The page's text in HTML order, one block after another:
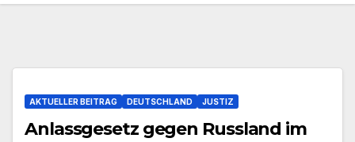
AKTUELLER BEITRAG DEUTSCHLAND JUSTIZ
Anlassgesetz gegen Russland im